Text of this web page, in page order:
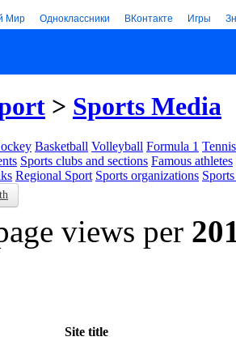
Мир Одноклассники ВКонтакте Игры
> Sports Media
Basketball Volleyball Formula 1 Tennis
Sports clubs and sections Famous athletes
Regional Sport Sports organizations
views per
Site title